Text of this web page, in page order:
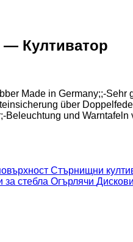
Култиватор
Made in Germany;;-
über
und
Стърнищни
за стебла Огърлячи